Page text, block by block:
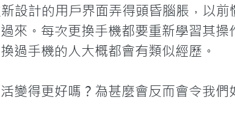
計的用戶界面弄得頭昏腦脹，以前
來。每次更換手機都要重新學習其
過手機的人大概都會有類似經歷。
變得更好嗎？為甚麼會反而會令我們